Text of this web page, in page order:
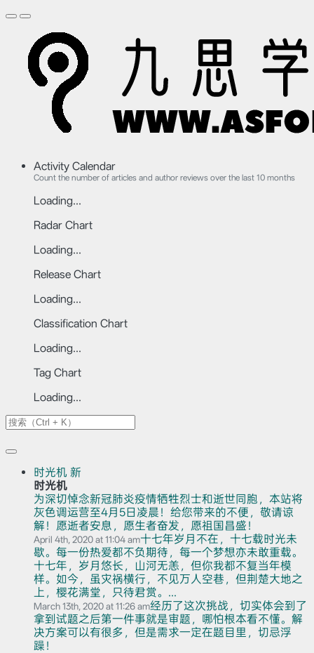
Activity Calendar
Count the number of articles and author reviews over the last 10 months
Loading...
Radar Chart
Loading...
Release Chart
Loading...
Classification Chart
Loading...
Tag Chart
Loading...
时光机 新
时光机
为深切悼念新冠肺炎疫情牺牲烈士和逝世同胞，本站将
灰色调运营至4月5日凌晨！给您带来的不便，敬请谅
解！愿逝者安息，愿生者奋发，愿祖国昌盛！
April 4th, 2020 at 11:04 am十七年岁月不在，十七载时光未
歇。每一份热爱都不负期待，每一个梦想亦未敢重载。
十七年，岁月悠长，山河无恙，但你我都不复当年模
样。如今，虽灾祸横行，不见万人空巷，但荆楚大地之
上，樱花满堂，只待君赏。...
March 13th, 2020 at 11:26 am经历了这次挑战，切实体会到了
拿到试题之后第一件事就是审题，哪怕根本看不懂。解
决方案可以有很多，但是需求一定在题目里，切忌浮
躁！